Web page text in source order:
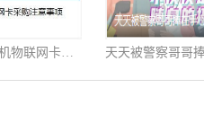
小海课堂 | 公网对讲机物联网卡采购注意事项